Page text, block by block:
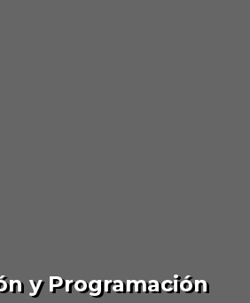
y Programación